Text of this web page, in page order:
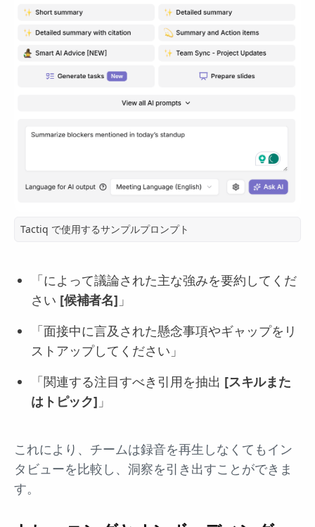
Tactiq で使用するサンプルプロンプト
「によって議論された主な強みを要約してくだ
さい [候補者名] 」
「面接中に言及された懸念事項やギャップをリ
ストアップしてください」
「関連する注目すべき引用を抽出 [スキルまた
はトピック] 」
これにより、チームは録音を再生しなくてもイン
タビューを比較し、洞察を引き出すことができま
す。